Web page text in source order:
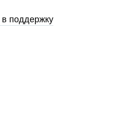
поддержку